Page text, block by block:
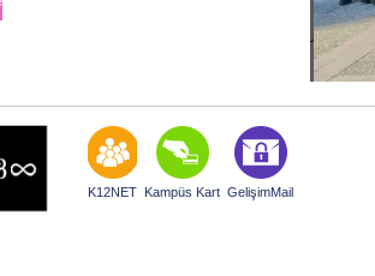
K12NET Kampüs Kart GelişimMail